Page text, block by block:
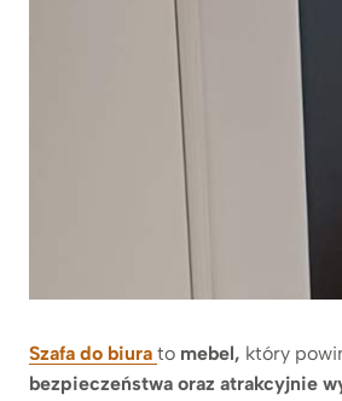
Szafa do biura to mebel, który
bezpieczeństwa oraz atrakcyjnie